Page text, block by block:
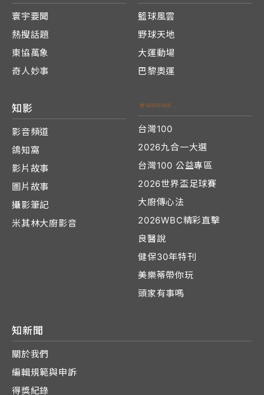
寰宇要聞
熱搜話題
東協萬象
奇人妙事
籃球風雲
野球天地
大運動場
巴黎奧運
知影
影音頻道
鴿知窩
影片故事
圖片故事
攝影筆記
米其林大廚影音
台灣100
2026九合一大選
台灣100 公益專區
2026世界盃足球賽
大廚傳心法
2026WBC精彩直擊
良醫說
健保30年特刊
美樂蒂帶你玩
頭家有事嗎
知新聞
關於我們
編輯規範與申訴
得獎紀錄